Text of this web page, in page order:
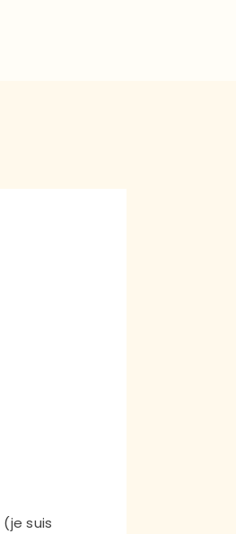
(je suis